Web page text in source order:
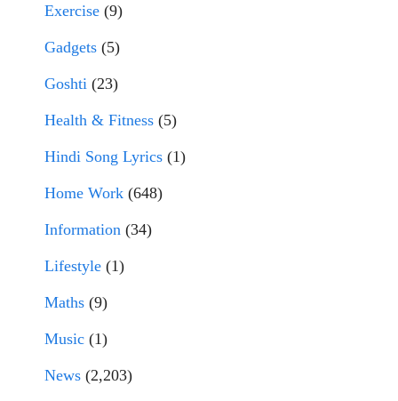
Exercise (9)
Gadgets (5)
Goshti (23)
Health & Fitness (5)
Hindi Song Lyrics (1)
Home Work (648)
Information (34)
Lifestyle (1)
Maths (9)
Music (1)
News (2,203)